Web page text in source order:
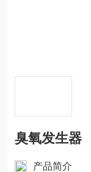
臭氧发生器
产品简介